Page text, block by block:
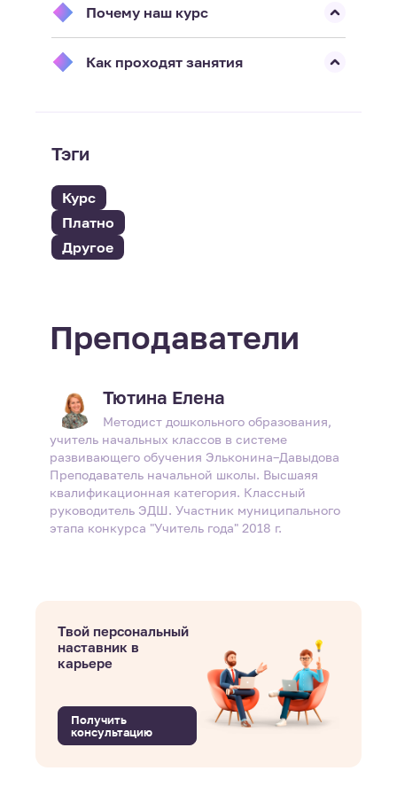
Почему наш курс
Как проходят занятия
Тэги
Курс
Платно
Другое
Преподаватели
Тютина Елена
Методист дошкольного образования,
учитель начальных классов в системе
развивающего обучения Эльконина–Давыдова
Преподаватель начальной школы. Высшаяя
квалификационная категория. Классный
руководитель ЭДШ. Участник муниципального
этапа конкурса "Учитель года" 2018 г.
Твой персональный
наставник в
карьере
Получить
консультацию